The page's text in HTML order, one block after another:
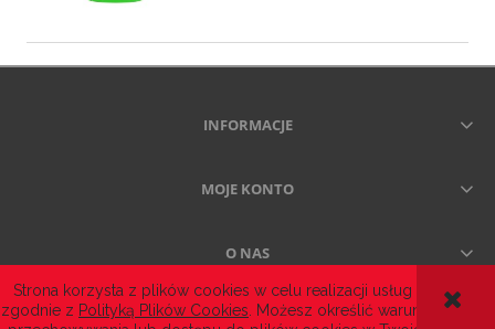
Strona korzysta z plików cookies w celu realizacji usług i
zgodnie z Polityką Plików Cookies . Możesz określić warunki
INFORMACJE
MOJE KONTO
O NAS
POKAŻ PEŁNĄ WERSJĘ STRONY